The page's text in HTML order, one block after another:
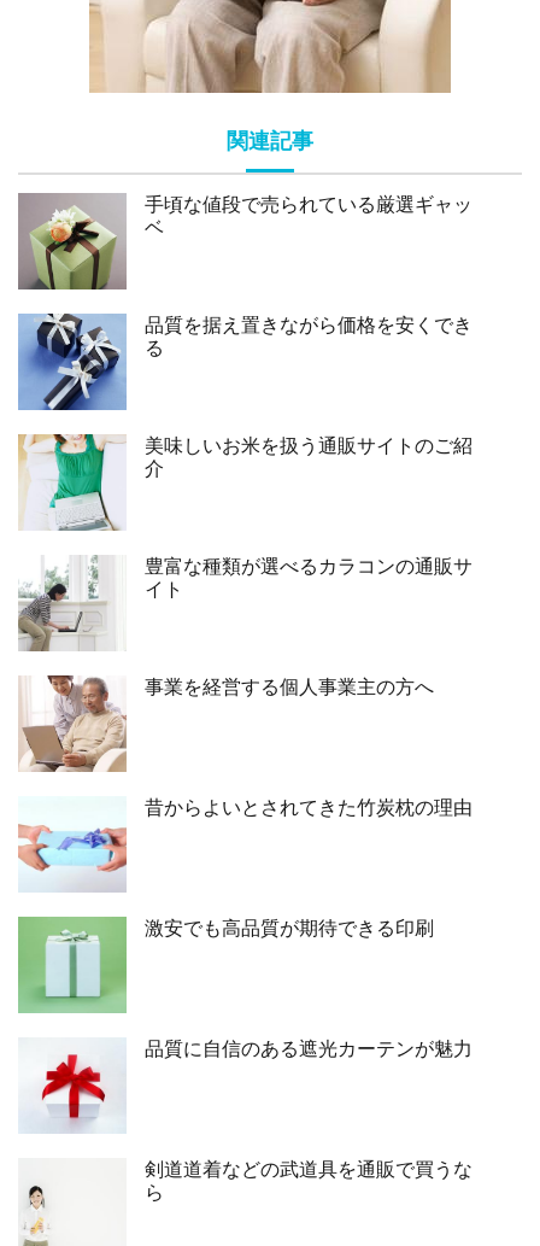
関連記事
手頃な値段で売られている厳選ギャッ
ベ
品質を据え置きながら価格を安くでき
る
美味しいお米を扱う通販サイトのご紹
介
豊富な種類が選べるカラコンの通販サ
イト
事業を経営する個人事業主の方へ
昔からよいとされてきた竹炭枕の理由
激安でも高品質が期待できる印刷
品質に自信のある遮光カーテンが魅力
剣道道着などの武道具を通販で買うな
ら